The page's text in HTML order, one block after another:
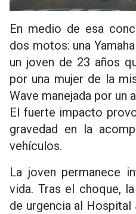
En medio de esa
dos motos: una
un joven de 23 años
por una mujer de la
Wave manejada por un
El fuerte impacto
gravedad en la
vehículos.
La joven permanece
vida. Tras el choque,
de urgencia al